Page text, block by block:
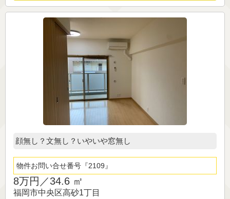
顔無し？文無し？いやいや窓無し
物件お問い合せ番号 2109
8万円／34.6 ㎡
福岡市中央区高砂1丁目